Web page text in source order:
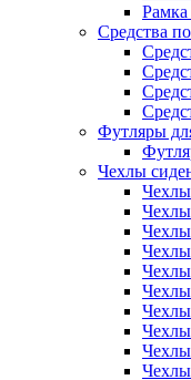
Рамка
Средства
Футляры
Чехлы
Чехлы
Чехлы
Чехлы